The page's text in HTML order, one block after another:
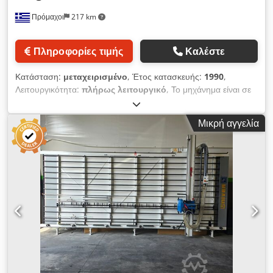
Πρόμαχοι 217 km
Πληροφορίες τιμής Καλέστε
Κατάσταση: μεταχειρισμένο, Έτος κατασκευής: 1990,
Λειτουργικότητα: πλήρως λειτουργικό, Το μηχάνημα είναι σε
άριστη κατάσταση και πλήρως λειτουργικό Djdpfov Dr D Rjx
Ambekr
Μικρή αγγελία